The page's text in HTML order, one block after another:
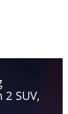
SUV,